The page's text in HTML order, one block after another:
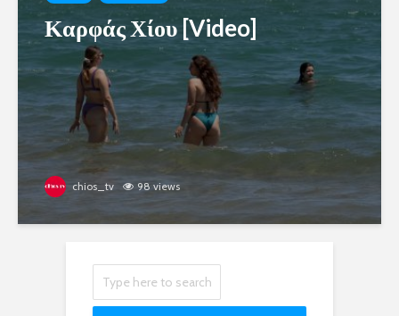
Καρφάς Χίου [Video]
chios_tv 98 views